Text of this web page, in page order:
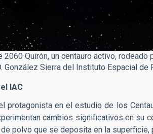
2060 Quirón, un centauro activo,
González Sierra del Instituto Espacial de
IAC
protagonista en el estudio de los
cambios significativos en
de polvo que se deposita en la